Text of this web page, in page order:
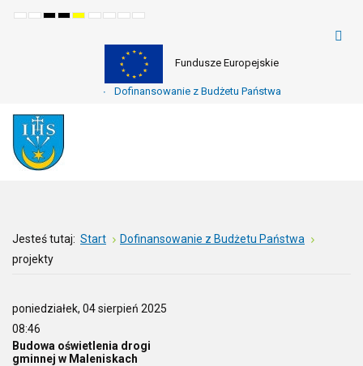
Default
NightHighHighHighSetSetMake
readable
Set
Fundusze Europejskie
Dofinansowanie z Budżetu Państwa
Jesteś tutaj: Start
Dofinansowanie z Budżetu Państwa
projekty
poniedziałek, 04 sierpień 2025
08:46
Budowa oświetlenia drogi
gminnej w Maleniskach